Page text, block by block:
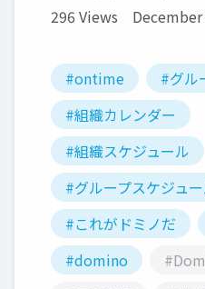
296 Views
#ontime
#グル
#組織カレンダー
#組織スケジュール
#グループスケジュ
#これがドミノだ
#domino